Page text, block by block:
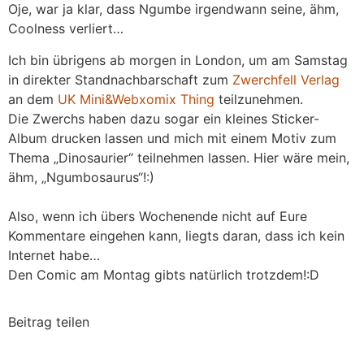
Oje, war ja klar, dass Ngumbe irgendwann seine, ähm,
Coolness verliert…
Ich bin übrigens ab morgen in London, um am Samstag
in direkter Standnachbarschaft zum Zwerchfell Verlag
an dem UK Mini&Webxomix Thing teilzunehmen.
Die Zwerchs haben dazu sogar ein kleines Sticker-
Album drucken lassen und mich mit einem Motiv zum
Thema „Dinosaurier“ teilnehmen lassen. Hier wäre mein,
ähm, „Ngumbosaurus“!:)
Also, wenn ich übers Wochenende nicht auf Eure
Kommentare eingehen kann, liegts daran, dass ich kein
Internet habe…
Den Comic am Montag gibts natürlich trotzdem!:D
Beitrag teilen